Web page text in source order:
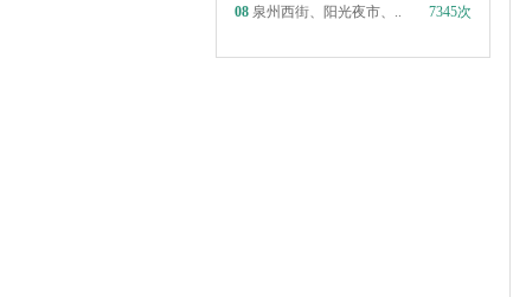
08 泉州西街、阳光夜市、.. 7345次